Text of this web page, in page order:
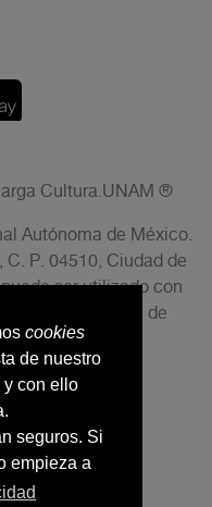
cookies
de nuestro
y con ello
seguros. Si
empieza a
Cultura.UNAM ®
Autónoma de México.
P. 04510, Ciudad de
ser utilizado con
se cite la fuente de
LEGAL.